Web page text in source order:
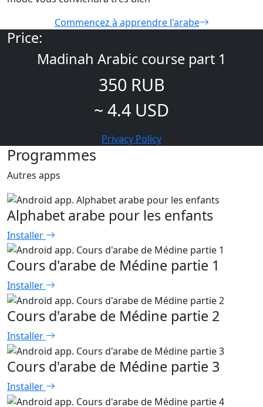
Commencez à apprendre l'arabe
Price:
Madinah Arabic course part 1
350 RUB
~ 4.4 USD
Privacy Policy
Programmes
Autres apps
Alphabet arabe pour les enfants
Installer
Cours d'arabe de Médine partie 1
Installer
Cours d'arabe de Médine partie 2
Installer
Cours d'arabe de Médine partie 3
Installer